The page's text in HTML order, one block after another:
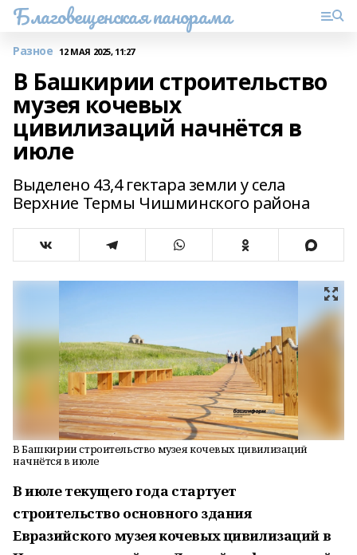
Благовещенская панорама
Разное 12 МАЯ 2025, 11:27
В Башкирии строительство
музея кочевых
цивилизаций начнётся в
июле
Выделено 43,4 гектара земли у села
Верхние Термы Чишминского района
В Башкирии строительство музея кочевых цивилизаций
начнётся в июле
В июле текущего года стартует
строительство основного здания
Евразийского музея кочевых цивилизаций в